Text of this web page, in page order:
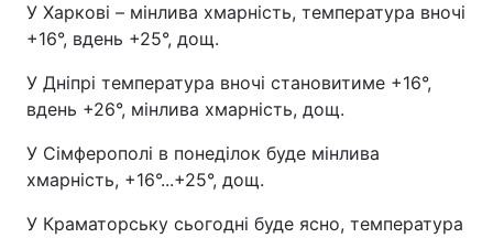
У Харкові – мінлива хмарність, температура вночі
+16°, вдень +25°, дощ.
У Дніпрі температура вночі становитиме +16°,
вдень +26°, мінлива хмарність, дощ.
У Сімферополі в понеділок буде мінлива
хмарність, +16°...+25°, дощ.
У Краматорську сьогодні буде ясно, температура